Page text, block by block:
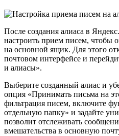
После создания алиаса в
настроить прием писем, чтобы
на основной ящик. Для этого
почтовом интерфейсе и
и алиасы».
Выберите созданный алиас и
опция «Принимать письма на
фильтрация писем, включите
отдельную папку» и задайте
позволит отслеживать
вмешательства в основную